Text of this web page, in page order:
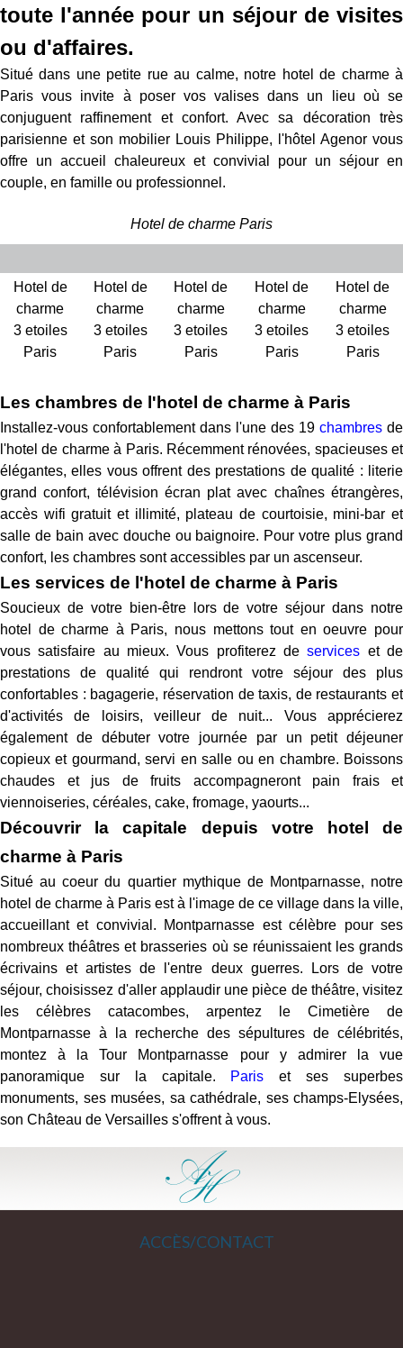
toute l'année pour un séjour de visites
ou d'affaires.
Situé dans une petite rue au calme, notre hotel de charme à
Paris vous invite à poser vos valises dans un lieu où se
conjuguent raffinement et confort. Avec sa décoration très
parisienne et son mobilier Louis Philippe, l'hôtel Agenor vous
offre un accueil chaleureux et convivial pour un séjour en
couple, en famille ou professionnel.
Hotel de charme Paris
Hotel de
charme
3 etoiles
Paris
Hotel de
charme
3 etoiles
Paris
Hotel de
charme
3 etoiles
Paris
Hotel de
charme
3 etoiles
Paris
Hotel de
charme
3 etoiles
Paris
Les chambres de l'hotel de charme à Paris
Installez-vous confortablement dans l'une des 19 chambres de
l'hotel de charme à Paris. Récemment rénovées, spacieuses et
élégantes, elles vous offrent des prestations de qualité : literie
grand confort, télévision écran plat avec chaînes étrangères,
accès wifi gratuit et illimité, plateau de courtoisie, mini-bar et
salle de bain avec douche ou baignoire. Pour votre plus grand
confort, les chambres sont accessibles par un ascenseur.
Les services de l'hotel de charme à Paris
Soucieux de votre bien-être lors de votre séjour dans notre
hotel de charme à Paris, nous mettons tout en oeuvre pour
vous satisfaire au mieux. Vous profiterez deservices et de
prestations de qualité qui rendront votre séjour des plus
confortables : bagagerie, réservation de taxis, de restaurants et
d'activités de loisirs, veilleur de nuit... Vous apprécierez
également de débuter votre journée par un petit déjeuner
copieux et gourmand, servi en salle ou en chambre. Boissons
chaudes et jus de fruits accompagneront pain frais et
viennoiseries, céréales, cake, fromage, yaourts...
Découvrir la capitale depuis votre hotel de
charme à Paris
Situé au coeur du quartier mythique de Montparnasse, notre
hotel de charme à Paris est à l'image de ce village dans la ville,
accueillant et convivial. Montparnasse est célèbre pour ses
nombreux théâtres et brasseries où se réunissaient les grands
écrivains et artistes de l'entre deux guerres. Lors de votre
séjour, choisissez d'aller applaudir une pièce de théâtre, visitez
les célèbres catacombes, arpentez le Cimetière de
Montparnasse à la recherche des sépultures de célébrités,
montez à la Tour Montparnasse pour y admirer la vue
panoramique sur la capitale. Paris et ses superbes
monuments, ses musées, sa cathédrale, ses champs-Elysées,
son Château de Versailles s'offrent à vous.
ACCÈS/CONTACT